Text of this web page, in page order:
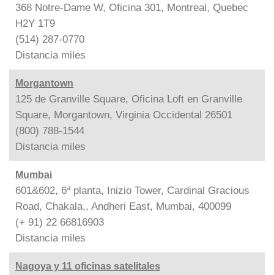
368 Notre-Dame W, Oficina 301, Montreal, Quebec
H2Y 1T9
(514) 287-0770
Distancia miles
Morgantown
125 de Granville Square, Oficina Loft en Granville
Square, Morgantown, Virginia Occidental 26501
(800) 788-1544
Distancia miles
Mumbai
601&602, 6ª planta, Inizio Tower, Cardinal Gracious
Road, Chakala,, Andheri East, Mumbai, 400099
(+ 91) 22 66816903
Distancia miles
Nagoya y 11 oficinas satelitales